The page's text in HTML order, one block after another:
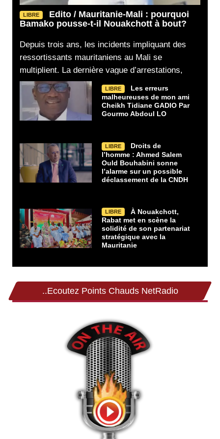
LIBRE
Edito / Mauritanie-Mali : pourquoi
Bamako pousse-t-il Nouakchott à bout?
Depuis trois ans, les incidents impliquant des
ressortissants mauritaniens au Mali se
multiplient. La dernière vague d’arrestations,
LIBRE
Les erreurs
malheureuses de mon ami
Cheikh Tidiane GADIO Par
Gourmo Abdoul LO
LIBRE
Droits de
l’homme : Ahmed Salem
Ould Bouhabini sonne
l’alarme sur un possible
déclassement de la CNDH
LIBRE
À Nouakchott,
Rabat met en scène la
solidité de son partenariat
stratégique avec la
Mauritanie
..Ecoutez Points Chauds NetRadio